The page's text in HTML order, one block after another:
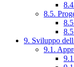
8.5.
9. Sviluppo
9.1.